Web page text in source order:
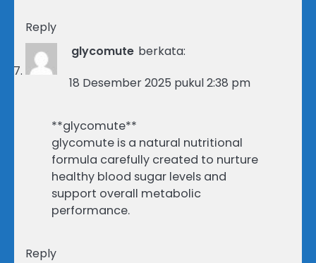
Reply
glycomute berkata:
18 Desember 2025 pukul 2:38 pm
**glycomute**
glycomute is a natural nutritional
formula carefully created to nurture
healthy blood sugar levels and
support overall metabolic
performance.
Reply